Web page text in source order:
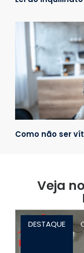
Como não ser
Veja
DESTAQUE